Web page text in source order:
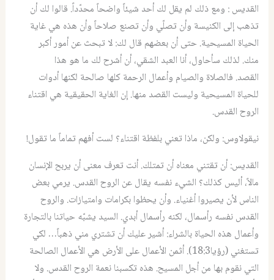
القديس: ومع ذلك لم يقل لك أحد شيئاً واضحاً محدّداً. قالوا لك أن
تذهب إلى الكنيسة وأن تصلّي وأن تصنع صلاحاً وأن هذه هي غاية
الحياة المسيحية.حتى أن بعضهم قال لك:لا تبحث عن أمور أكبر
منك. لذلك سأحاول، أنا العبد الشقي، أن أشرح لك ما هو هذا
القصد. فالصلاة والصيام وأعمال الرحمة كلها صالحة لكنها أدوات
للحياة المسيحية وليست القصد منها.إن الغاية الحقيقية هي اقتناء
الروح القدس.
نيقولاوس: ولكن، ماذا تعني بلفظة اقتناء؟ لست أفهم تماماً ما تقول!
القديس:أن تقتني معناه أن تمتلك.أنت تعرف معنى أن يربح الإنسان
مالاً، أليس كذلك؟ الشيء نفسه يقال عن الروح القدس. يرمي بعض
الناس لأن يصيروا أغنياء. وأن يحظوا بكرامات وامتيازات. والروح
القدس نفسه رأسمال، لكنه رأسمال أبدي. السيد يشبّه حياتنا بالتجارة
وأعمال هذه الحياة بالشراء:أشير عليك أن تشتري مني ذهباً… لكي
تستغني(رؤيا3‏:18‏).
أثمن الأعمال على الأرض هي الأعمال الصالحة
التي نقوم بها من أجل المسيح. هذه تكسبنا نعمة الروح القدس. ولا